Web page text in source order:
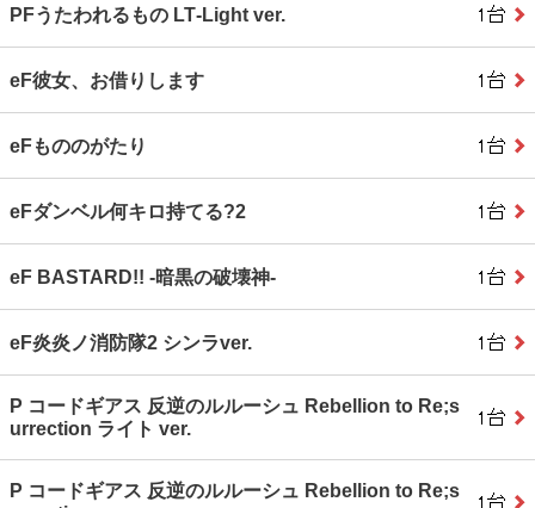
PFうたわれるもの LT‐Light ver.
eF彼女、お借りします
eFもののがたり
eFダンベル何キロ持てる?2
eF BASTARD!! ‐暗黒の破壊神‐
eF炎炎ノ消防隊2 シンラver.
P コードギアス 反逆のルルーシュ Rebellion to Re;s
urrection ライト ver.
P コードギアス 反逆のルルーシュ Rebellion to Re;s